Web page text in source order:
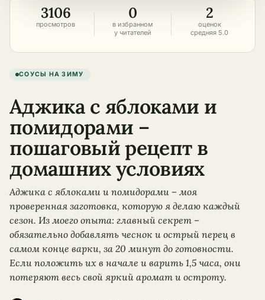
3106
просмотров
0
в избранном
у читателей
2
оценок
средняя 5.0
СОУСЫ НА ЗИМУ
Аджика с яблоками и
помидорами –
пошаговый рецепт в
домашних условиях
Аджика с яблоками и помидорами – моя
проверенная заготовка, которую я делаю каждый
сезон. Из моего опыта: главный секрет –
обязательно добавлять чеснок и острый перец в
самом конце варки, за 20 минут до готовности.
Если положить их в начале и варить 1,5 часа, они
потеряют весь свой яркий аромат и остроту.